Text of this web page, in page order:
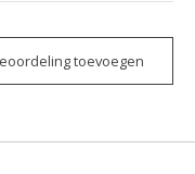
toevoegen